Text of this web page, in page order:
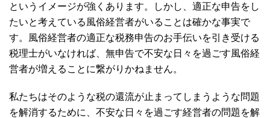
というイメージが強くあります。しかし、適正な申告をし
たいと考えている風俗経営者がいることは確かな事実で
す。風俗経営者の適正な税務申告のお手伝いを引き受ける
税理士がいなければ、無申告で不安な日々を過ごす風俗経
営者が増えることに繋がりかねません。
私たちはそのような税の還流が止まってしまうような問題
を解消するために、不安な日々を過ごす経営者の問題を解